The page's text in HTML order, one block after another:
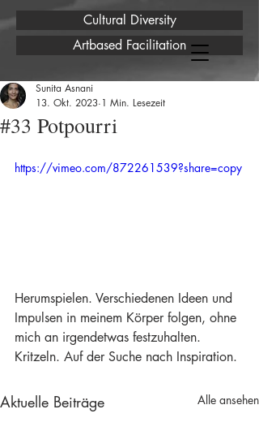
Cultural Diversity
Artbased Facilitation
#33 Potpourri
Sunita Asnani
13. Okt. 2023 1 Min. Lesezeit
https://vimeo.com/872261539?share=copy
Herumspielen. Verschiedenen Ideen und
Impulsen in meinem Körper folgen, ohne
mich an irgendetwas festzuhalten.
Kritzeln. Auf der Suche nach Inspiration.
Aktuelle Beiträge Alle ansehen